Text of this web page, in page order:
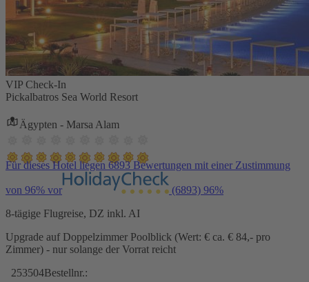
VIP Check-In
Pickalbatros Sea World Resort
Ägypten - Marsa Alam
Für dieses Hotel liegen 6893 Bewertungen mit einer Zustimmung
von 96% vor (6893) 96%
8-tägige Flugreise, DZ inkl. AI
Upgrade auf Doppelzimmer Poolblick (Wert: € ca. € 84,- pro
Zimmer) - nur solange der Vorrat reicht
253504Bestellnr.: